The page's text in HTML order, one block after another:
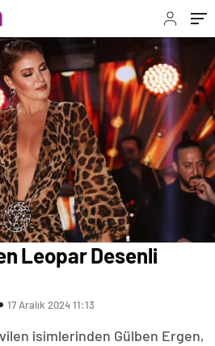
Leopar Desenli
17 Aralık 2024 11:13
isimlerinden Gülben Ergen,